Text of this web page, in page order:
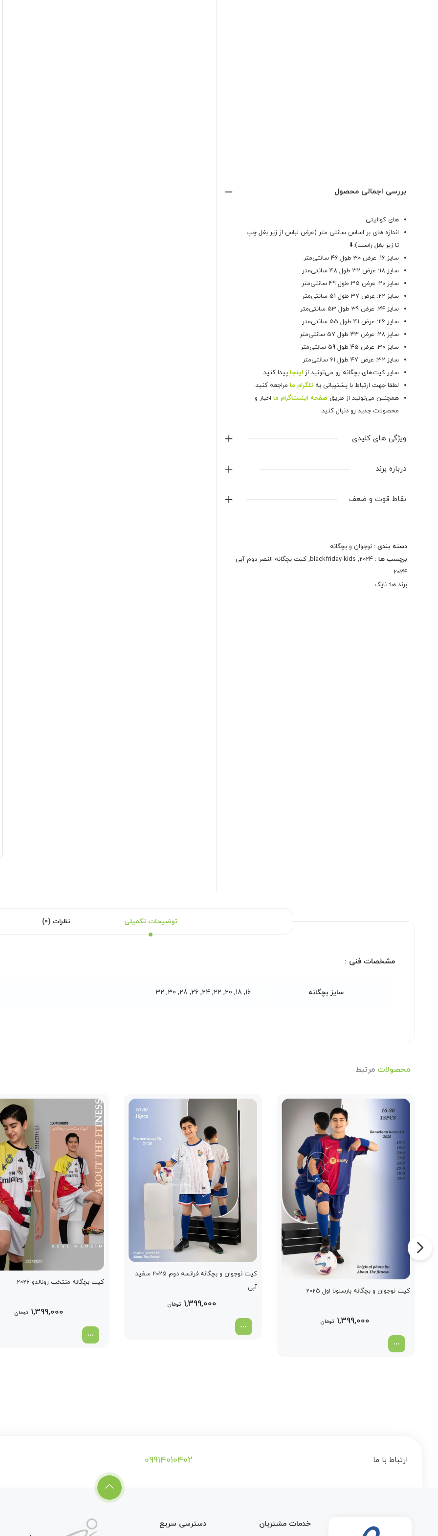
بررسی اجمالی محصول
های کوالیتی
اندازه های بر اساس سانتی متر (عرض لباس از زیر بغل چپ
تا زیر بغل راست):⬇️
سایز 16: عرض 30 طول 46 سانتی‌متر
سایز 18: عرض 32 طول 48 سانتی‌متر
سایز 20: عرض 35 طول 49 سانتی‌متر
سایز 22: عرض 37 طول 51 سانتی‌متر
سایز 24: عرض 39 طول 53 سانتی‌متر
سایز 26: عرض 41 طول 55 سانتی‌متر
سایز 28: عرض 43 طول 57 سانتی‌متر
سایز 30: عرض 45 طول 59 سانتی‌متر
سایز 32: عرض 47 طول 61 سانتی‌متر
سایر کیت‌های بچگانه رو می‌تونید از اینجا پیدا کنید.
لطفا جهت ارتباط با پشتیبانی به تلگرام ما مراجعه کنید.
همچنین می‌تونید از طریق صفحه اینستاگرام ما اخبار و
محصولات جدید رو دنبال کنید.
ویژگی های کلیدی
لوگو دوخت
ساخت تایلند
درباره برند
نقاط قوت و ضعف
دسته بندی : نوجوان و بچگانه
برچسب ها : 2024
,
blackfriday-kids
, کیت بچگانه النصر دوم آبی
2024
برند ها: نایک
توضیحات تکمیلی نظرات (0)
مشخصات فنی :
سایز بچگانه 16, 18, 20, 22, 24, 26, 28, 30, 32
محصولات مرتبط
کیت نوجوان و بچگانه بارسلونا اول 2025
1,399,000 تومان
کیت نوجوان و بچگانه فرانسه دوم 2025 سفید
آبی
1,399,000 تومان
کیت بچگانه منتخب رونالدو 2026
1,399,000 تومان
ارتباط با ما 09914010402
خدمات مشتریان
دسترسی سریع